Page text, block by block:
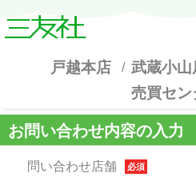
戸越本店 武蔵小山
売買セン
お問い合わせ内容の入力
問い合わせ店舗 必須